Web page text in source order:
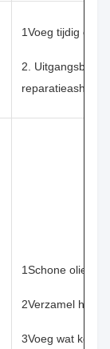
1Voeg tijdig olie
2.
reparatieashoes
1Schone
2Verzamel het
3Voeg wat